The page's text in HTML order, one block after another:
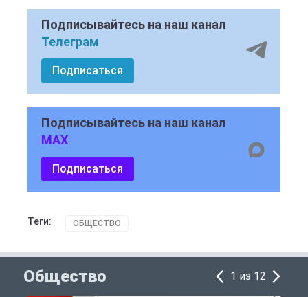
Подписывайтесь на наш канал
Телеграм
Подписаться
Подписывайтесь на наш канал
MAX
Подписаться
Теги: ОБЩЕСТВО
Общество 1 из 12